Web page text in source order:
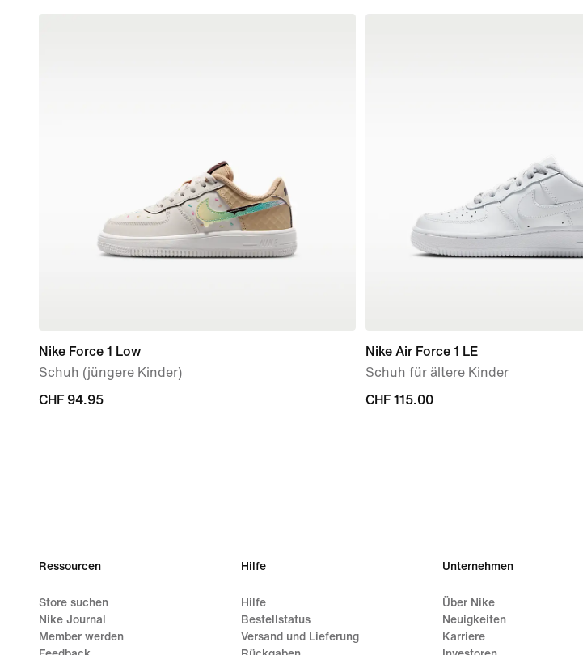
Nike Force 1 Low
Schuh (jüngere Kinder)
CHF 94.95
CHF 94.95
Nike Air Force 1 LE
Schuh für ältere Kinder
CHF 115.00
CHF 115.00
Ressourcen
Store suchen
Nike Journal
Member werden
Hilfe
Hilfe
Bestellstatus
Versand und Lieferung
Unternehmen
Über Nike
Neuigkeiten
Karriere